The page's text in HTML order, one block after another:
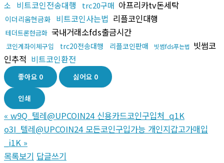
소
비트코인전송대행 trc20구매 아프리카tv돈세탁
이더리움현금화 비트코인사는법 리플코인대행
테더트론현금화 국내거래소fds출금시간
코인계좌이체구입 trc20전송대행 리플코인판매 빗썸fds푸는법 빗썸코
인추적 비트코인환전
좋아요 0 싫어요 0
인쇄
« w9Q_텔레@UPCOIN24 신용카드코인구입처_q1K
o3I_텔레@UPCOIN24 모든코인구입가능 개인지갑고가매입
_i1K »
목록보기 답글쓰기